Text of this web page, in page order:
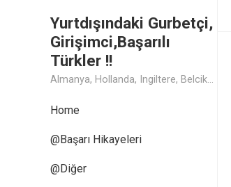
Yurtdışındaki Gurbetçi,
Girişimci,Başarılı
Türkler !!
Almanya, Hollanda, Ingiltere, Belcika, Fransa, Amerika, Cin, Rusya, Isvec, Isvicre, Yunanistan, Kanada, Avusturya Başarılı Muthis Türk lerin Hikaye ve Öykuleri, Turk Isadamlari, Turk Girisimciler, Avrupali Turkler
Home
@Başarı Hikayeleri
@Diğer